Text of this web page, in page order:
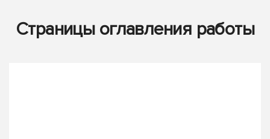
Страницы оглавления работы